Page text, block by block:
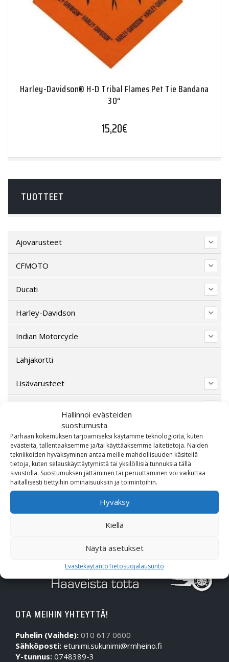
Hallinnoi evästeiden
suostumusta
Parhaan kokemuksen tarjoamiseksi käytämme teknologioita, kuten
evästeitä, tallentaaksemme ja/tai käyttääksemme laitetietoja. Näiden
tekniikoiden hyväksyminen antaa meille mahdollisuuden käsitellä
tietoja, kuten selauskäyttäytymistä tai yksilöllisiä tunnuksia tällä
sivustolla. Suostumuksen jättäminen tai peruuttaminen voi vaikuttaa
haitallisesti tiettyihin ominaisuuksiin ja toimintoihin.
Hyväksy
Kiellä
Näytä asetukset
EvästekäytäntöTietosuojalausunto
Harley-Davidson® H-D Tribal Flames Pet Tie Bandana
30”
15,20€
TUOTTEET
Ajovarusteet
CFMOTO
Ducati
Harley-Davidson
Indian Motorcycle
Lahjakortti
Lisävarusteet
Suzuki
SW-Motech
OTA MEIHIN YHTEYTTÄ!
Puhelin (Vaihde): 010 617 0600
Sähköposti: etunimi.sukunimi@rmheino.fi
Y-tunnus: 0748389-3